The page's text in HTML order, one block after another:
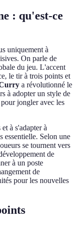
: qu'est-ce
uniquement à
On parle de
du jeu. L'accent
le tir à trois points et
a révolutionné le
à adopter un style de
jongler avec les
à s'adapter à
essentielle. Selon une
se tournent vers
de
à un poste
de
pour les nouvelles